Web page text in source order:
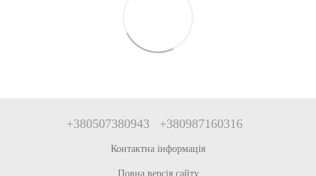
+380507380943 +380987160316
Контактна інформація
Повна версія сайту